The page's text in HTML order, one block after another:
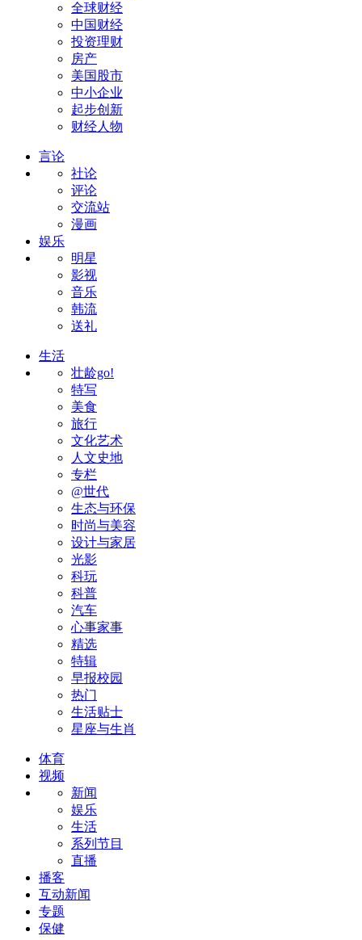
全球财经
中国财经
投资理财
房产
美国股市
中小企业
起步创新
财经人物
言论
社论
评论
交流站
漫画
娱乐
明星
影视
音乐
韩流
送礼
生活
壮龄go!
特写
美食
旅行
文化艺术
人文史地
专栏
@世代
生态与环保
时尚与美容
设计与家居
光影
科玩
科普
汽车
心事家事
精选
特辑
早报校园
热门
生活贴士
星座与生肖
体育
视频
新闻
娱乐
生活
系列节目
直播
播客
互动新闻
专题
保健